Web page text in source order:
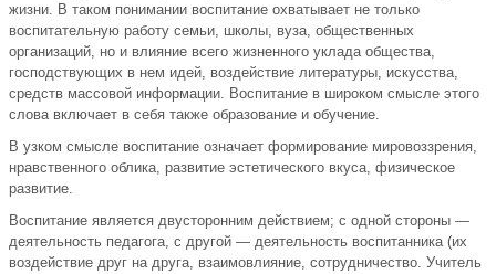
жизни. В таком понимании воспитание охватывает не только
воспитательную работу семьи, школы, вуза, общественных
организаций, но и влияние всего жизненного уклада общества,
господствующих в нем идей, воздействие литературы, искусства,
средств массовой информации. Воспитание в широком смысле этого
слова включает в себя также образование и обучение.
В узком смысле воспитание означает формирование мировоззрения,
нравственного облика, развитие эстетического вкуса, физическое
развитие.
Воспитание является двусторонним действием; с одной стороны —
деятельность педагога, с другой — деятельность воспитанника (их
воздействие друг на друга, взаимовлияние, сотрудничество. Учитель